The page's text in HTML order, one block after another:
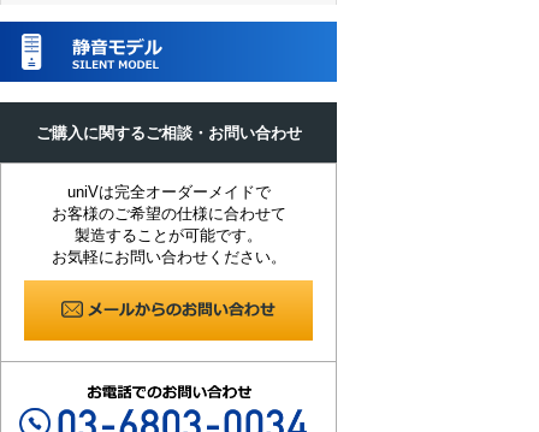
ご購入に関するご相談・お問い合わせ
uniVは完全オーダーメイドで
お客様のご希望の仕様に合わせて
製造することが可能です。
お気軽にお問い合わせください。